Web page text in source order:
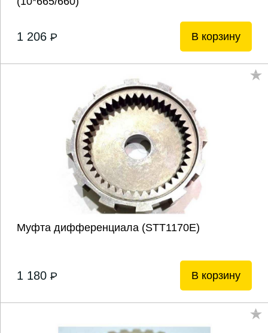
1 206 P В корзину
Муфта дифференциала (STT1170E)
1 180 P В корзину